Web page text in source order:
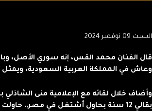
السبت 09 نوفمبر 2024
قال الفنان محمد القس، إنه سوري الأصل،
وعاش في المملكة العربية السعودية،
بقالي 12 سنة بحاول أشتغل في مصر..